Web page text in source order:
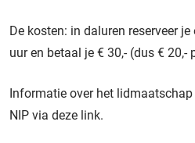
De kosten: in daluren reserveer
uur en betaal je € 30,- (dus € 20,-
Informatie over het lidmaatschap
NIP via deze link.